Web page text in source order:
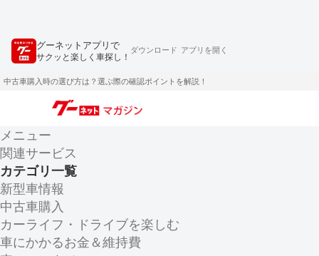
グーネットアプリで
サクッと楽しく車探し！
ダウンロード アプリを開く
中古車購入時の選び方は？選ぶ際の確認ポイントを解説！
メニュー
関連サービス
カテゴリ一覧
新型車情報
中古車購入
カーライフ・ドライブを楽しむ
車にかかるお金＆維持費